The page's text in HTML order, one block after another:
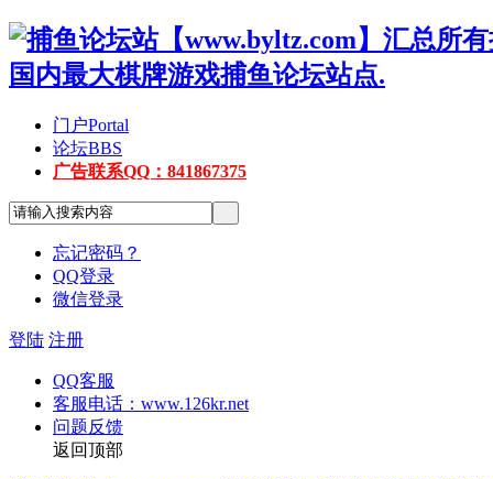
门户Portal
论坛BBS
广告联系QQ：841867375
忘记密码？
QQ登录
微信登录
登陆 注册
QQ客服
客服电话：www.126kr.net
问题反馈
返回顶部